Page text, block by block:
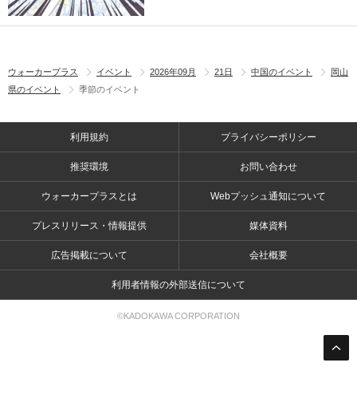
ウォーカープラス イベント 2026年09月 21日 中国のイベント
岡山
県のイベント
季節のイベント
利用規約 プライバシーポリシー
推奨環境 お問い合わせ
ウォーカープラスとは Webプッシュ通知について
プレスリリース・情報提供 媒体資料
広告掲載について 会社概要
利用者情報の外部送信について
©KADOKAWA CORPORATION